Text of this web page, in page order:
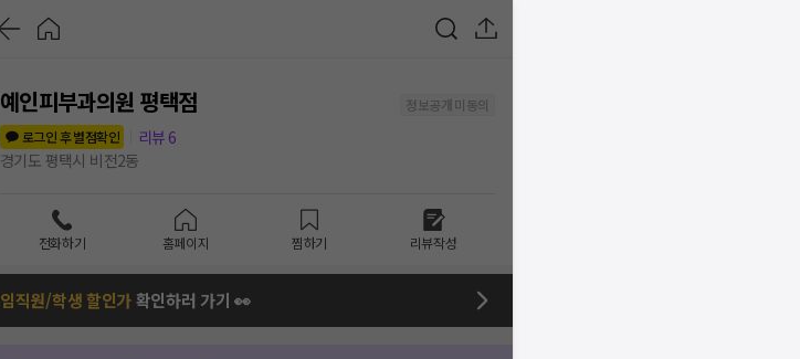
예인피부과의원 평택점
정보공개 미동의
로그인 후 별점확인
리뷰 6
경기도 평택시 비전2동
전화하기 홈페이지 찜하기 리뷰작성
임직원/학생 할인가확인하러 가기 👀